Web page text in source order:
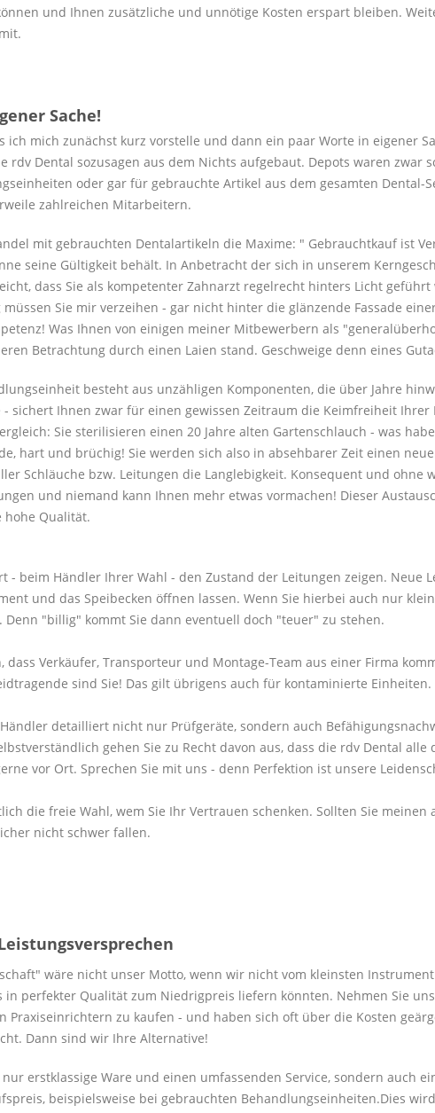
und Ihnen zusätzliche und unnötige Kosten erspart bleiben.
Sache!
ich mich zunächst kurz vorstelle und dann ein paar Worte in eigener
rdv Dental sozusagen aus dem Nichts aufgebaut. Depots waren
oder gar für gebrauchte Artikel aus dem gesamten Dental-
zahlreichen Mitarbeitern.
mit gebrauchten Dentalartikeln die Maxime: " Gebrauchtkauf ist
seine Gültigkeit behält. In Anbetracht der sich in unserem
dass Sie als kompetenter Zahnarzt regelrecht hinters Licht
Sie mir verzeihen - gar nicht hinter die glänzende Fassade
Was Ihnen von einigen meiner Mitbewerbern als
Betrachtung durch einen Laien stand. Geschweige denn eines
besteht aus unzähligen Komponenten, die über Jahre
sichert Ihnen zwar für einen gewissen Zeitraum die Keimfreiheit
Sie sterilisieren einen 20 Jahre alten Gartenschlauch - was
hart und brüchig! Sie werden sich also in absehbarer Zeit einen
Schläuche bzw. Leitungen die Langlebigkeit. Konsequent und
und niemand kann Ihnen mehr etwas vormachen! Dieser
hohe Qualität.
- beim Händler Ihrer Wahl - den Zustand der Leitungen zeigen.
und das Speibecken öffnen lassen. Wenn Sie hierbei auch nur
Denn "billig" kommt Sie dann eventuell doch "teuer" zu stehen.
dass Verkäufer, Transporteur und Montage-Team aus einer Firma
sind Sie! Das gilt übrigens auch für kontaminierte
detailliert nicht nur Prüfgeräte, sondern auch
gehen Sie zu Recht davon aus, dass die rdv Dental
vor Ort. Sprechen Sie mit uns - denn Perfektion ist unsere
die freie Wahl, wem Sie Ihr Vertrauen schenken. Sollten Sie
nicht schwer fallen.
wäre nicht unser Motto, wenn wir nicht vom kleinsten
in perfekter Qualität zum Niedrigpreis liefern könnten. Nehmen Sie
Praxiseinrichtern zu kaufen - und haben sich oft über die Kosten
Dann sind wir Ihre Alternative!
erstklassige Ware und einen umfassenden Service, sondern auch
beispielsweise bei gebrauchten Behandlungseinheiten.Dies